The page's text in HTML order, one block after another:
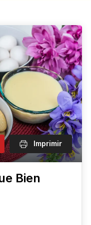
Imprimir
Bien